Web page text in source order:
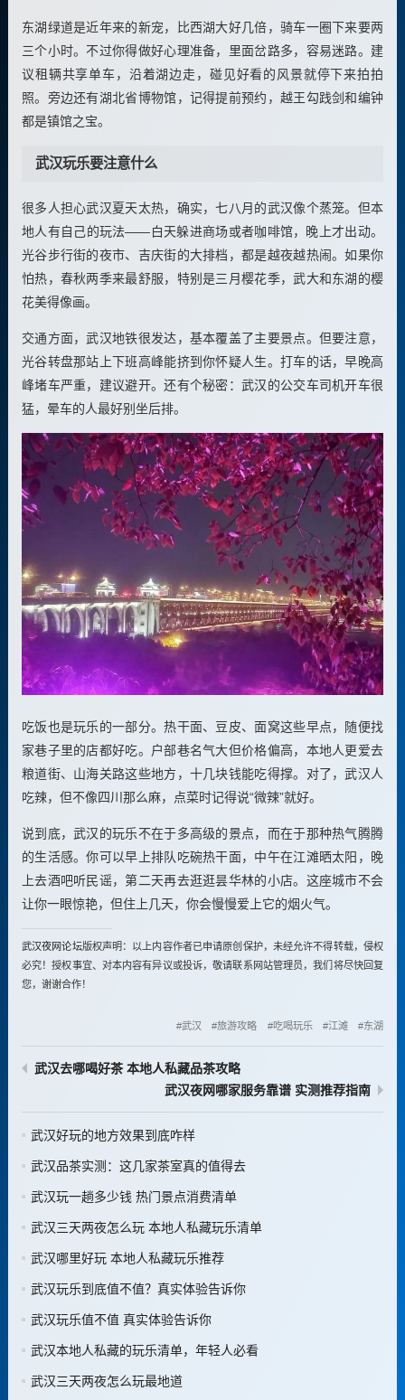
东湖绿道是近年来的新宠，比西湖大好几倍，骑车一圈下来要两
三个小时。不过你得做好心理准备，里面岔路多，容易迷路。建
议租辆共享单车，沿着湖边走，碰见好看的风景就停下来拍拍
照。旁边还有湖北省博物馆，记得提前预约，越王勾践剑和编钟
都是镇馆之宝。
武汉玩乐要注意什么
很多人担心武汉夏天太热，确实，七八月的武汉像个蒸笼。但本
地人有自己的玩法——白天躲进商场或者咖啡馆，晚上才出动。
光谷步行街的夜市、吉庆街的大排档，都是越夜越热闹。如果你
怕热，春秋两季来最舒服，特别是三月樱花季，武大和东湖的樱
花美得像画。
交通方面，武汉地铁很发达，基本覆盖了主要景点。但要注意，
光谷转盘那站上下班高峰能挤到你怀疑人生。打车的话，早晚高
峰堵车严重，建议避开。还有个秘密：武汉的公交车司机开车很
猛，晕车的人最好别坐后排。
吃饭也是玩乐的一部分。热干面、豆皮、面窝这些早点，随便找
家巷子里的店都好吃。户部巷名气大但价格偏高，本地人更爱去
粮道街、山海关路这些地方，十几块钱能吃得撑。对了，武汉人
吃辣，但不像四川那么麻，点菜时记得说“微辣”就好。
说到底，武汉的玩乐不在于多高级的景点，而在于那种热气腾腾
的生活感。你可以早上排队吃碗热干面，中午在江滩晒太阳，晚
上去酒吧听民谣，第二天再去逛逛昙华林的小店。这座城市不会
让你一眼惊艳，但住上几天，你会慢慢爱上它的烟火气。
武汉夜网论坛版权声明：以上内容作者已申请原创保护，未经允许不得转载，侵权
必究！授权事宜、对本内容有异议或投诉，敬请联系网站管理员，我们将尽快回复
您，谢谢合作！
武汉 旅游攻略 吃喝玩乐 江滩 东湖
武汉去哪喝好茶 本地人私藏品茶攻略
武汉夜网哪家服务靠谱 实测推荐指南
武汉好玩的地方效果到底咋样
武汉品茶实测：这几家茶室真的值得去
武汉玩一趟多少钱 热门景点消费清单
武汉三天两夜怎么玩 本地人私藏玩乐清单
武汉哪里好玩 本地人私藏玩乐推荐
武汉玩乐到底值不值？真实体验告诉你
武汉玩乐值不值 真实体验告诉你
武汉本地人私藏的玩乐清单，年轻人必看
武汉三天两夜怎么玩最地道